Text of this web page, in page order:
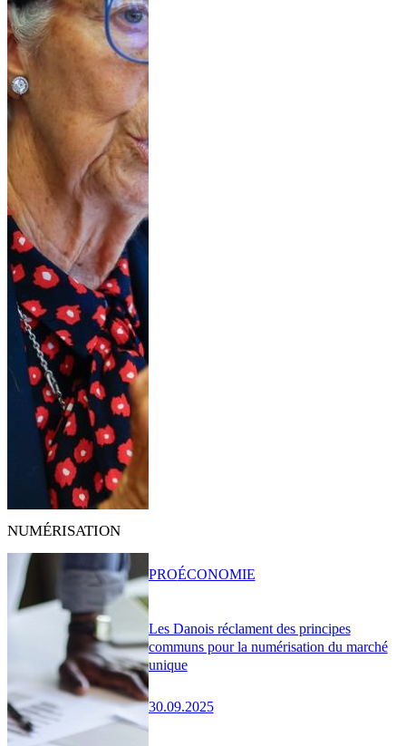
NUMÉRISATION
Les Danois réclament des principes
communs pour la numérisation du marché
unique
30.09.2025
PROÉCONOMIE